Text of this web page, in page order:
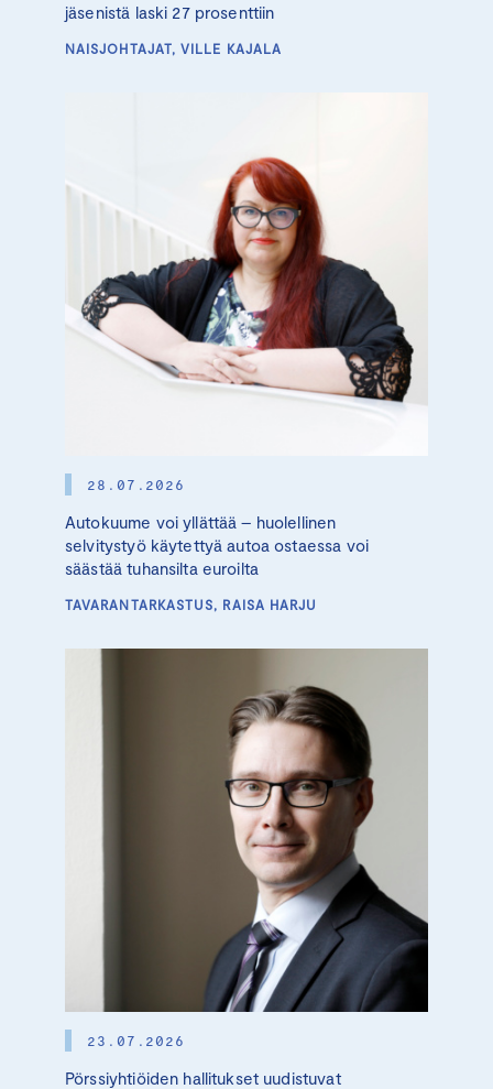
jäsenistä laski 27 prosenttiin
NAISJOHTAJAT, VILLE KAJALA
28.07.2026
Autokuume voi yllättää – huolellinen
selvitystyö käytettyä autoa ostaessa voi
säästää tuhansilta euroilta
TAVARANTARKASTUS, RAISA HARJU
23.07.2026
Pörssiyhtiöiden hallitukset uudistuvat